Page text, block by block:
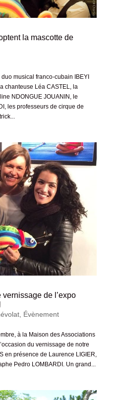
la mascotte de
duo musical franco-cubain IBEYI
chanteuse Léa CASTEL, la
NDONGUE JOUANIN, le
les professeurs de cirque de
de l’expo
, Évènement
à la Maison des Associations
du vernissage de notre
en présence de Laurence LIGIER,
Pedro LOMBARDI. Un grand...